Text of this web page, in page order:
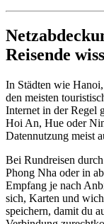
Reisende
In Städten wie
den meisten
Internet in der Regel
Hoi An, Hue oder
Datennutzung meist
Bei Rundreisen
Phong Nha oder in
Empfang je nach
sich, Karten und
speichern, damit du